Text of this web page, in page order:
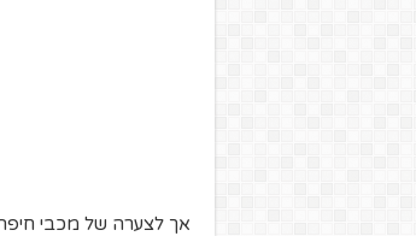
אך לצערה של מכבי